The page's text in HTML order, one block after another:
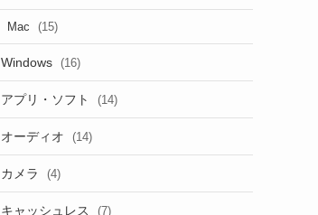
Mac (15)
Windows (16)
アプリ・ソフト (14)
オーディオ (14)
カメラ (4)
キャッシュレス (7)